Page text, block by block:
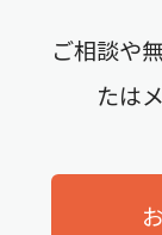
ご相談や
たは